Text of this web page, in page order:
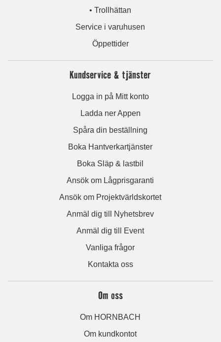
• Trollhättan
Service i varuhusen
Öppettider
Kundservice & tjänster
Logga in på Mitt konto
Ladda ner Appen
Spåra din beställning
Boka Hantverkartjänster
Boka Släp & lastbil
Ansök om Lågprisgaranti
Ansök om Projektvärldskortet
Anmäl dig till Nyhetsbrev
Anmäl dig till Event
Vanliga frågor
Kontakta oss
Om oss
Om HORNBACH
Om kundkontot